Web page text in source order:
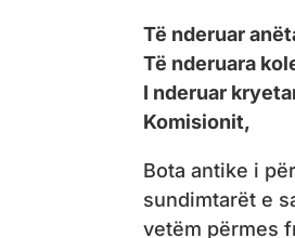
Të nderuar
Të nderuara
I nderuar
Komisionit,
Bota antike i
sundimtarët e
vetëm përmes